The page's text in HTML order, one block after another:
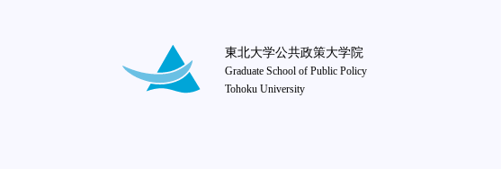
東北大学公共政策大学院
Graduate School of Public Policy
Tohoku University